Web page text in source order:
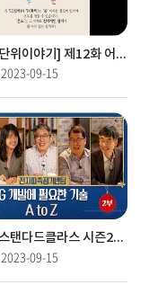
[KRISS 단위이야기] 제12화 어떤 것에도 의존하지 않는 열역학 온도의 단위 K(켈빈)
2023-09-15
[KRISS 스탠다드클라스 시즌2] 제3화 2부 전자파측정기반팀 편/6G 핵심 기술? 이 영상 하나면 끝!
2023-09-15